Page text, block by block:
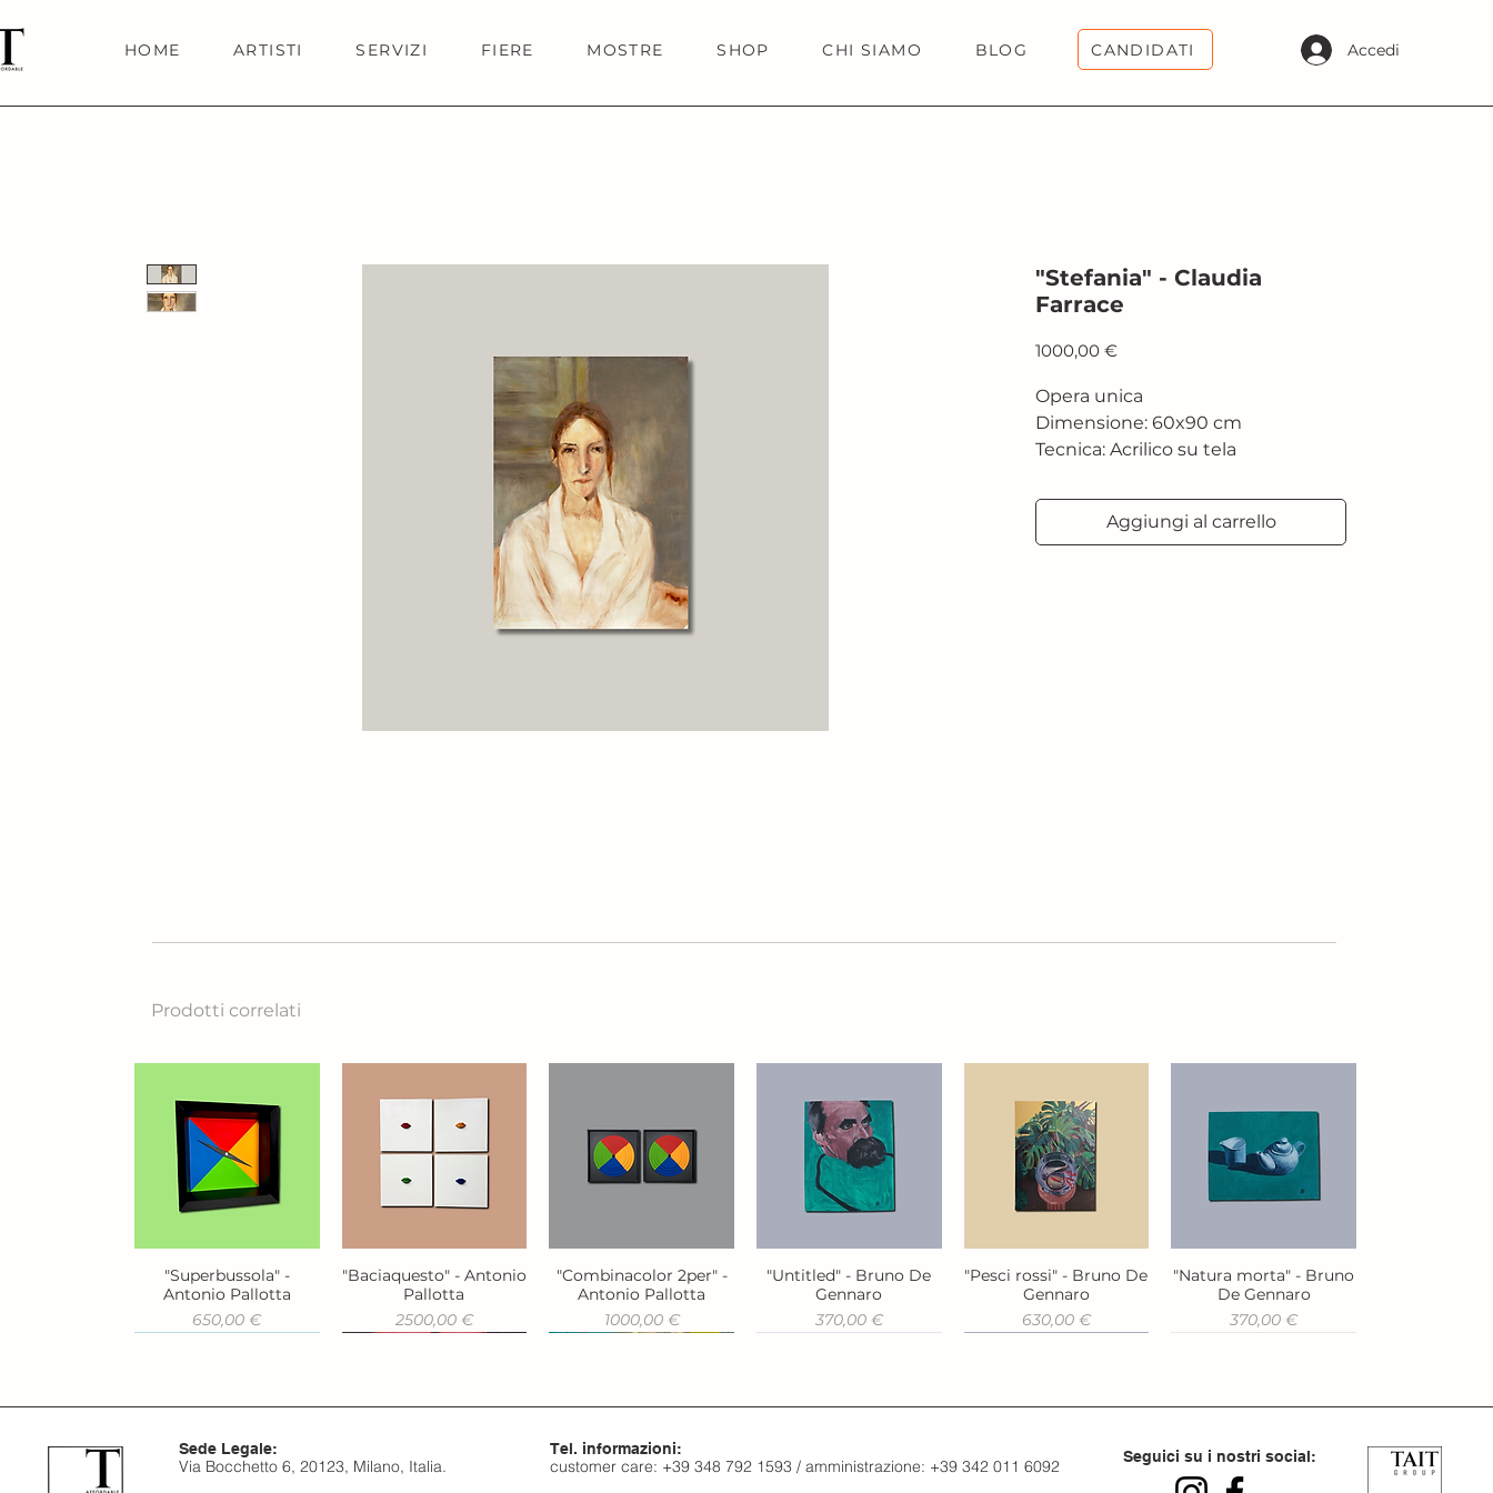
HOME ARTISTI SERVIZI FIERE MOSTRE SHOP CHI SIAMO BLOG Accedi
CANDIDATI
"Stefania" - Claudia
Farrace
1000,00 €Prezzo
Opera unica
Dimensione: 60x90 cm
Tecnica: Acrilico su tela
Aggiungi al carrello
Prodotti correlati
Vista rapida
"Superbussola" -
Antonio Pallotta
Prezzo
650,00 €
Vista rapida
"Baciaquesto" - Antonio
Pallotta
Prezzo
2500,00 €
Vista rapida
"Combinacolor 2per" -
Antonio Pallotta
Prezzo
1000,00 €
Vista rapida
"Untitled" - Bruno De
Gennaro
Prezzo
370,00 €
Vista rapida
"Pesci rossi" - Bruno De
Gennaro
Prezzo
630,00 €
Vista rapida
"Natura morta" - Bruno
De Gennaro
Prezzo
370,00 €
Sede Legale:
Via Bocchetto 6, 20123, Milano, Italia.
Tel. informazioni:
customer care: +39 348 792 1593 / amministrazione: +39 342 011 6092 Seguici su i nostri social: